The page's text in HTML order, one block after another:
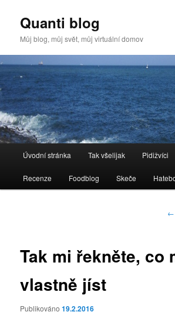
Quanti blog
Můj blog, můj svět, můj virtuální domov
navigační
Přejít
k
webu
Úvodní stránka Tak všelijak Pidižvíci
Recenze Foodblog Skeče
←
Tak mi řekněte, co
vlastně jíst
Publikováno19.2.2016